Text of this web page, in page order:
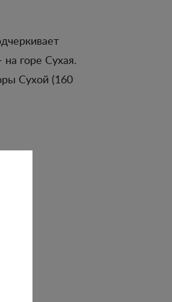
горе Сухая.
Сухой (160